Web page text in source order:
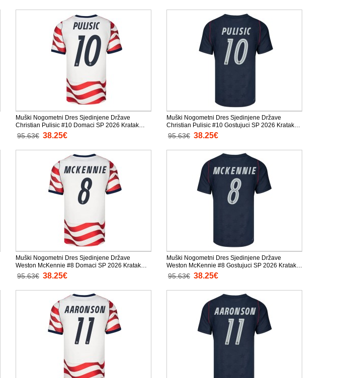
Muški Nogometni Dres Sjedinjene Države
Christian Pulisic #10 Domaci SP 2026 Kratak
Rukav
95.63€ 38.25€
Muški Nogometni Dres Sjedinjene Države
Christian Pulisic #10 Gostujuci SP 2026 Kratak
Rukav
95.63€ 38.25€
Muški Nogometni Dres Sjedinjene Države
Weston McKennie #8 Domaci SP 2026 Kratak
Rukav
95.63€ 38.25€
Muški Nogometni Dres Sjedinjene Države
Weston McKennie #8 Gostujuci SP 2026 Kratak
Rukav
95.63€ 38.25€